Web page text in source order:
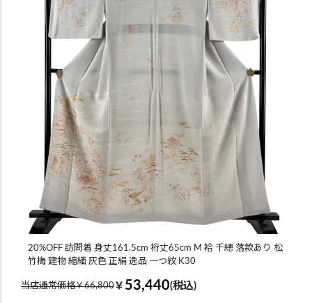
20%OFF 訪問着 身丈161.5cm 裄丈65cm M 袷 千總 落款あり 松
竹梅 建物 縮緬 灰色 正絹 逸品 一つ紋 K30
当店通常価格￥66,800￥ 53,440(税込)